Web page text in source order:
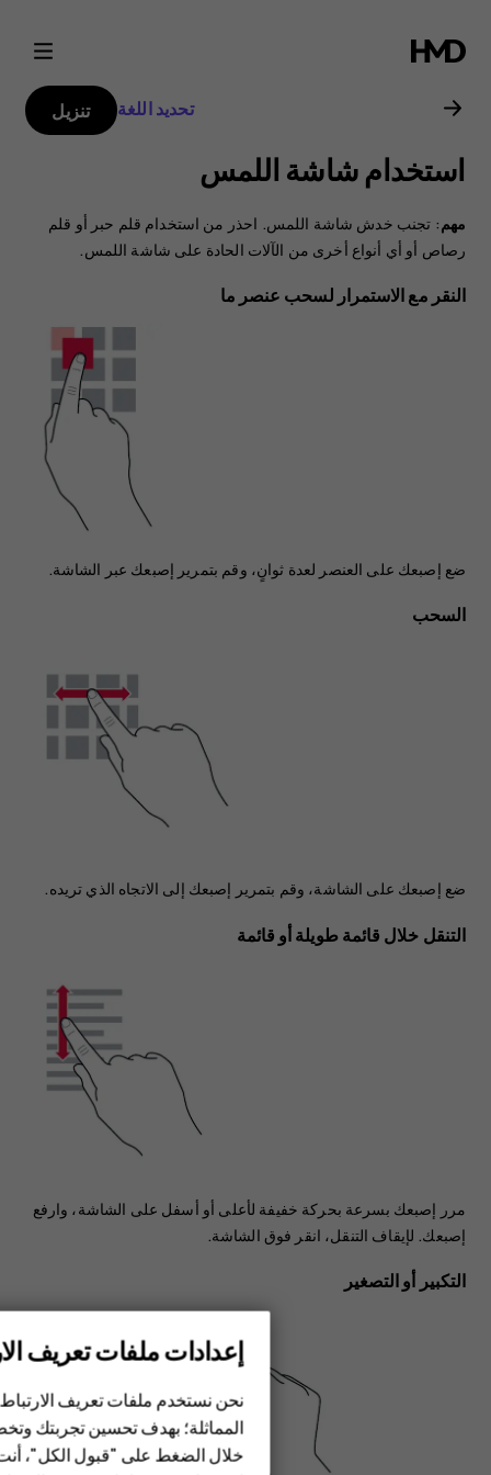
دليل
مستخدم
هاتف
Nokia
2.1
الهواتف الذكية
الهواتف المميزة
تحديد اللغة تنزيل
استخدام شاشة اللمس
مهم : تجنب خدش شاشة اللمس. احذر من استخدام قلم حبر أو قلم
رصاص أو أي أنواع أخرى من الآلات الحادة على شاشة اللمس.
النقر مع الاستمرار لسحب عنصر ما
ضع إصبعك على العنصر لعدة ثوانٍ، وقم بتمرير إصبعك عبر الشاشة.
السحب
ضع إصبعك على الشاشة، وقم بتمرير إصبعك إلى الاتجاه الذي تريده.
التنقل خلال قائمة طويلة أو قائمة
مرر إصبعك بسرعة بحركة خفيفة لأعلى أو أسفل على الشاشة، وارفع
إصبعك. لإيقاف التنقل، انقر فوق الشاشة.
التكبير أو التصغير
إعدادات ملفات تعريف
نحن نستخدم ملفات تعريف
المماثلة؛ بهدف تحسين تجربتك
خلال الضغط على "قبول الكل"،